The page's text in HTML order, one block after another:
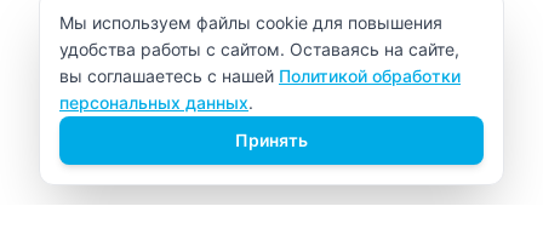
Уведомление об использовании cookie
Мы используем файлы cookie для повышения
удобства работы с сайтом. Оставаясь на сайте,
вы соглашаетесь с нашей Политикой обработки
персональных данных.
Принять